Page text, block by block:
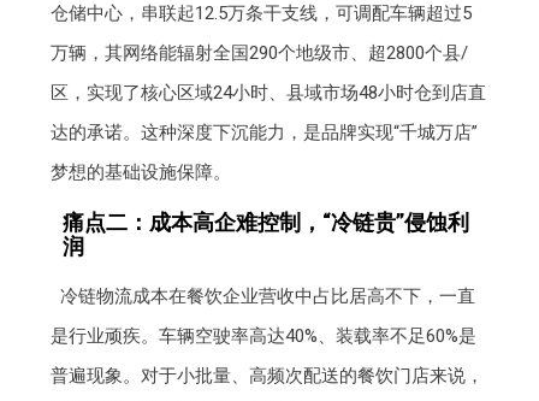
仓储中心，串联起12.5万条干支线，可调配车辆超过5
万辆，其网络能辐射全国290个地级市、超2800个县/
区，实现了核心区域24小时、县域市场48小时仓到店直
达的承诺。这种深度下沉能力，是品牌实现“千城万店”
梦想的基础设施保障。
痛点二：成本高企难控制，“冷链贵”侵蚀利
润
冷链物流成本在餐饮企业营收中占比居高不下，一直
是行业顽疾。车辆空驶率高达40%、装载率不足60%是
普遍现象。对于小批量、高频次配送的餐饮门店来说，